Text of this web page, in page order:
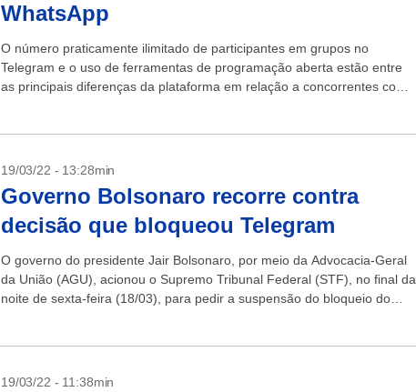
WhatsApp
O número praticamente ilimitado de participantes em grupos no
Telegram e o uso de ferramentas de programação aberta estão entre
as principais diferenças da plataforma em relação a concorrentes como
19/03/22 - 13:28min
Governo Bolsonaro recorre contra
decisão que bloqueou Telegram
O governo do presidente Jair Bolsonaro, por meio da Advocacia-Geral
da União (AGU), acionou o Supremo Tribunal Federal (STF), no final da
noite de sexta-feira (18/03), para pedir a suspensão do bloqueio do
19/03/22 - 11:38min